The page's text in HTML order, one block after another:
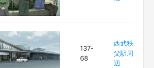
137-
68
西武秩
父駅周
辺